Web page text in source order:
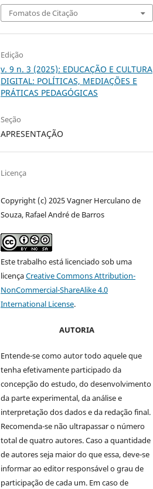
Fomatos de Citação
Edição
v. 9 n. 3 (2025): EDUCAÇÃO E CULTURA
DIGITAL: POLÍTICAS, MEDIAÇÕES E
PRÁTICAS PEDAGÓGICAS
Seção
APRESENTAÇÃO
Licença
Copyright (c) 2025 Vagner Herculano de
Souza, Rafael André de Barros
Este trabalho está licenciado sob uma
licençaCreative Commons Attribution-
NonCommercial-ShareAlike 4.0
International License.
AUTORIA
Entende-se como autor todo aquele que
tenha efetivamente participado da
concepção do estudo, do desenvolvimento
da parte experimental, da análise e
interpretação dos dados e da redação final.
Recomenda-se não ultrapassar o número
total de quatro autores. Caso a quantidade
de autores seja maior do que essa, deve-se
informar ao editor responsável o grau de
participação de cada um. Em caso de